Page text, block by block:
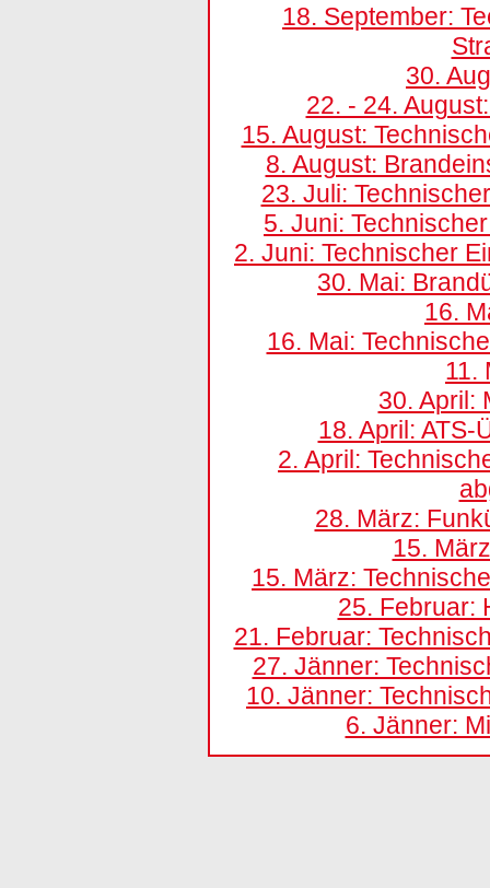
18. September:
30.
22. - 24.
15. August:
8. August:
23. Juli:
5. Juni:
2. Juni: Technischer
30. Mai:
16.
16. Mai:
11.
30. April:
18. April: ATS-
2. April:
28. März:
15.
15. März:
25. Februar:
21. Februar:
27. Jänner:
10. Jänner:
6. Jänner: